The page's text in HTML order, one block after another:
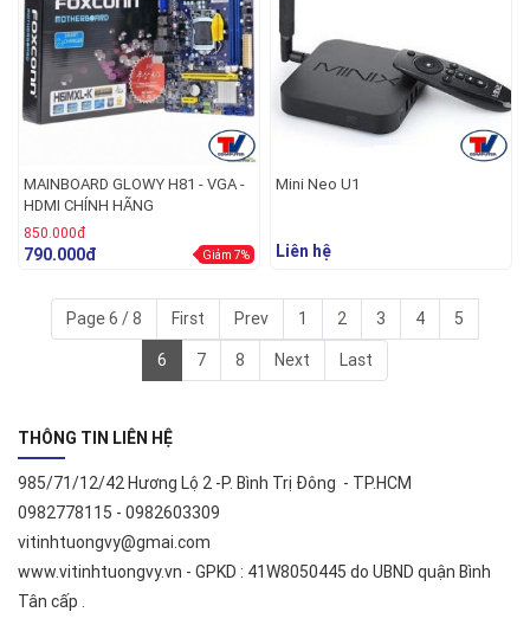
MAINBOARD GLOWY H81 - VGA -
HDMI CHÍNH HÃNG
850.000đ
790.000đ Giảm 7%
Mini Neo U1
Liên hệ
Page 6 / 8 First Prev 1 2 3 4 5
6 7 8 Next Last
THÔNG TIN LIÊN HỆ
985/71/12/42 Hương Lộ 2 -P. Bình Trị Đông - TP.HCM
0982778115 - 0982603309
vitinhtuongvy@gmai.com
www.vitinhtuongvy.vn - GPKD : 41W8050445 do UBND quận Bình
Tân cấp .